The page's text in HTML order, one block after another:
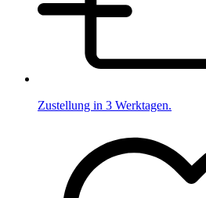
Zustellung in 3 Werktagen.